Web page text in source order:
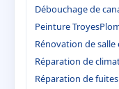
Débouchage de
Peinture Troyes
Rénovation de salle
Réparation de
Réparation de